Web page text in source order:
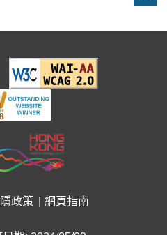
政策 網頁指南